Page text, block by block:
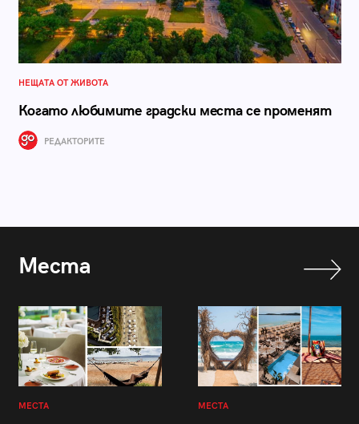
НЕЩАТА ОТ ЖИВОТА
Когато любимите градски места се променят
РЕДАКТОРИТЕ
Места
МЕСТА МЕСТА